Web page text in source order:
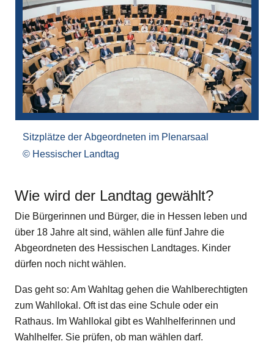
Sitzplätze der Abgeordneten im Plenarsaal
Hessischer Landtag
Wie wird der Landtag gewählt?
Die Bürgerinnen und Bürger, die in Hessen leben und
über 18 Jahre alt sind, wählen alle fünf Jahre die
Abgeordneten des Hessischen Landtages. Kinder
dürfen noch nicht wählen.
Das geht so: Am Wahltag gehen die Wahlberechtigten
zum Wahllokal. Oft ist das eine Schule oder ein
Rathaus. Im Wahllokal gibt es Wahlhelferinnen und
Wahlhelfer. Sie prüfen, ob man wählen darf.